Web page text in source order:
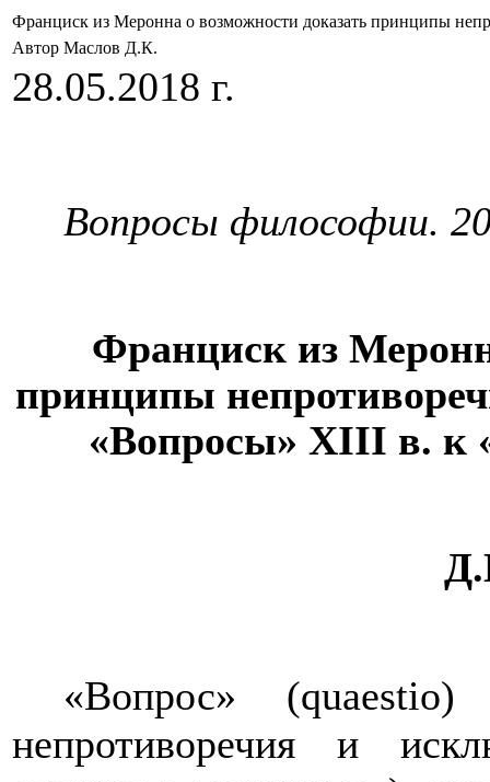
Франциск из Меронна о возможности доказать принципы
Автор Маслов Д.К.
28.05.2018 г.
Вопросы философии.
Франциск из
принципы
«Вопросы» XIII в. к
«Вопрос» (quaestio)
непротиворечия и